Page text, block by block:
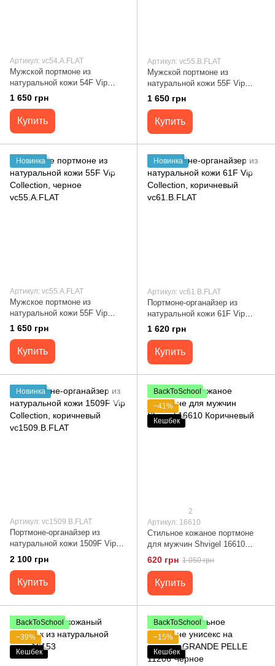
Артикул: vc54.A.FLAT
Мужской портмоне из
натуральной кожи 54F Vip
Collection, черный vc54.A.FLAT
1 650 грн
Купить
Артикул: vc55.B.FLAT
Мужской портмоне из
натуральной кожи 55F Vip
Collection, коричневый
vc55.B.FLAT
1 650 грн
Купить
Новинка
Артикул: vc55.A.FLAT
Мужское портмоне из
натуральной кожи 55F Vip
Collection, черное vc55.A.FLAT
1 650 грн
Купить
Новинка
Артикул: vc61.B.FLAT
Портмоне-органайзер из
натуральной кожи 61F Vip
Collection, коричневый
vc61.B.FLAT
1 620 грн
Купить
Новинка
Артикул: vc1509.B.FLAT
Портмоне-органайзер из
натуральной кожи 1509F Vip
Collection, коричневый
vc1509.B.FLAT
2 100 грн
Купить
BackToSchool
−41%
Кешбек
2
Артикул: 16610
Стильное кожаное портмоне
для мужчин Shvigel 16610
Коричневый
620 грн 1 050 грн
Купить
BackToSchool
−39%
Кешбек
BackToSchool
−15%
Кешбек